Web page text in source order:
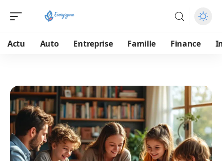
Actu Auto Entreprise Famille Finance